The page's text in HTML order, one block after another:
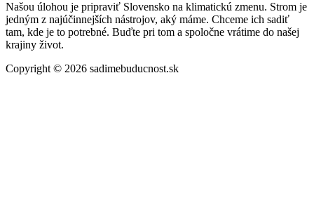
Našou úlohou je pripraviť Slovensko na klimatickú zmenu. Strom je
jedným z najúčinnejších nástrojov, aký máme. Chceme ich sadiť
tam, kde je to potrebné. Buďte pri tom a spoločne vrátime do našej
krajiny život.
Copyright © 2026 sadimebuducnost.sk